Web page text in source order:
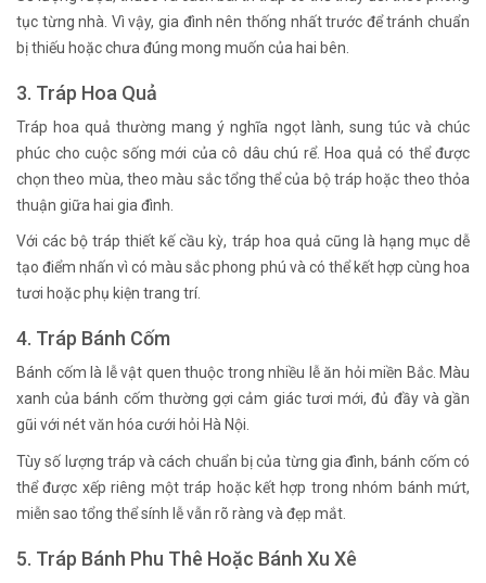
tục từng nhà. Vì vậy, gia đình nên thống nhất trước để tránh chuẩn
bị thiếu hoặc chưa đúng mong muốn của hai bên.
3. Tráp Hoa Quả
Tráp hoa quả thường mang ý nghĩa ngọt lành, sung túc và chúc
phúc cho cuộc sống mới của cô dâu chú rể. Hoa quả có thể được
chọn theo mùa, theo màu sắc tổng thể của bộ tráp hoặc theo thỏa
thuận giữa hai gia đình.
Với các bộ tráp thiết kế cầu kỳ, tráp hoa quả cũng là hạng mục dễ
tạo điểm nhấn vì có màu sắc phong phú và có thể kết hợp cùng hoa
tươi hoặc phụ kiện trang trí.
4. Tráp Bánh Cốm
Bánh cốm là lễ vật quen thuộc trong nhiều lễ ăn hỏi miền Bắc. Màu
xanh của bánh cốm thường gợi cảm giác tươi mới, đủ đầy và gần
gũi với nét văn hóa cưới hỏi Hà Nội.
Tùy số lượng tráp và cách chuẩn bị của từng gia đình, bánh cốm có
thể được xếp riêng một tráp hoặc kết hợp trong nhóm bánh mứt,
miễn sao tổng thể sính lễ vẫn rõ ràng và đẹp mắt.
5. Tráp Bánh Phu Thê Hoặc Bánh Xu Xê